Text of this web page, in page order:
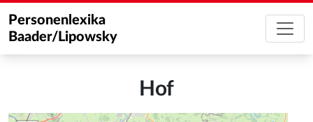
Personenlexika
Baader/Lipowsky
Hof